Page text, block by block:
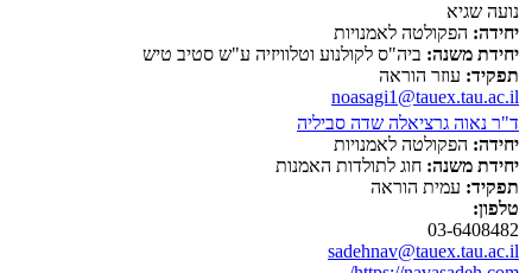
נועה שגיא
יחידה: הפקולטה לאמנויות
יחידת משנה: ביה"ס לקולנוע וטלוויזיה ע"ש סטיב טיש
תפקיד: עוזר הוראה
noasagi1@tauex.tau.ac.il
ד"ר נאוה גרציאלה שדה סביליה
יחידה: הפקולטה לאמנויות
יחידת משנה: חוג לתולדות האמנות
תפקיד: עמית הוראה
טלפון:
03-6408482
sadehnav@tauex.tau.ac.il